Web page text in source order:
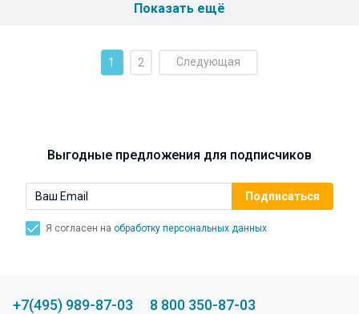
Показать ещё
1 2 Следующая
Выгодные предложения для подписчиков
Я согласен на обработку персональных данных
+7(495) 989-87-03 8 800 350-87-03